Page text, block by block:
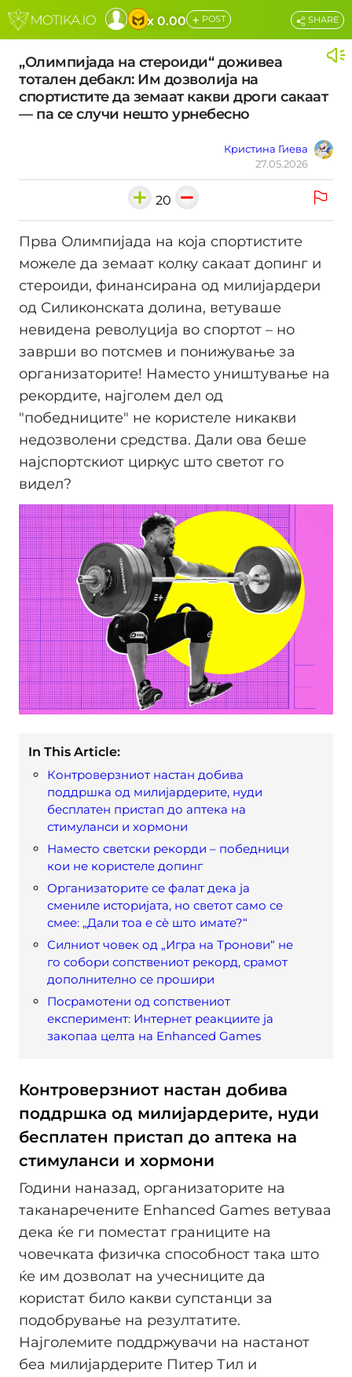
x 0.00 + POST
„Олимпијада на стероиди“ доживеа
тотален дебакл: Им дозволија на
спортистите да земаат какви дроги сакаат
— па се случи нешто урнебесно
Кристина Гиева
27.05.2026
SHARE
20
Прва Олимпијада на која спортистите
можеле да земаат колку сакаат допинг и
стероиди, финансирана од милијардери
од Силиконската долина, ветуваше
невидена револуција во спортот – но
заврши во потсмев и понижување за
организаторите! Наместо уништување на
рекордите, најголем дел од
"победниците" не користеле никакви
недозволени средства. Дали ова беше
најспортскиот циркус што светот го
видел?
In This Article:
Контроверзниот настан добива
поддршка од милијардерите, нуди
бесплатен пристап до аптека на
стимуланси и хормони
Наместо светски рекорди – победници
кои не користеле допинг
Организаторите се фалат дека ја
смениле историјата, но светот само се
смее: „Дали тоа е сè што имате?“
Силниот човек од „Игра на Тронови“ не
го собори сопствениот рекорд, срамот
дополнително се прошири
Посрамотени од сопствениот
експеримент: Интернет реакциите ја
закопаа целта на Enhanced Games
Контроверзниот настан добива
поддршка од милијардерите, нуди
бесплатен пристап до аптека на
стимуланси и хормони
Години наназад, организаторите на
таканаречените Enhanced Games ветуваа
дека ќе ги поместат границите на
човечката физичка способност така што
ќе им дозволат на учесниците да
користат било какви супстанци за
подобрување на резултатите.
Најголемите поддржувачи на настанот
беа милијардерите Питер Тил и